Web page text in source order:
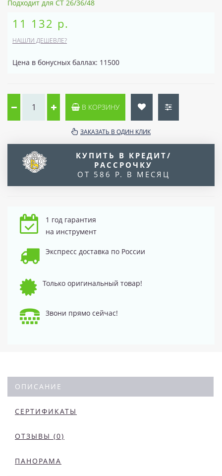
Подходит для CT 26/36/48
11 132 р.
НАШЛИ ДЕШЕВЛЕ?
Цена в бонусных баллах: 11500
В КОРЗИНУ
ЗАКАЗАТЬ В ОДИН КЛИК
КУПИТЬ В КРЕДИТ/
РАССРОЧКУ
ОТ 586 Р. В МЕСЯЦ
1 год гарантия
на инструмент
Экспресс доставка по России
Только оригинальный товар!
Звони прямо сейчас!
ОПИСАНИЕ
СЕРТИФИКАТЫ
ОТЗЫВЫ (0)
ПАНОРАМА